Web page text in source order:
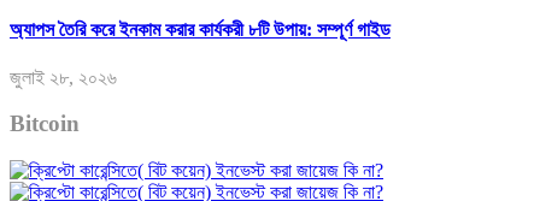
অ্যাপস তৈরি করে ইনকাম করার কার্যকরী ৮টি উপায়: সম্পূর্ণ গাইড
জুলাই ২৮, ২০২৬
Bitcoin